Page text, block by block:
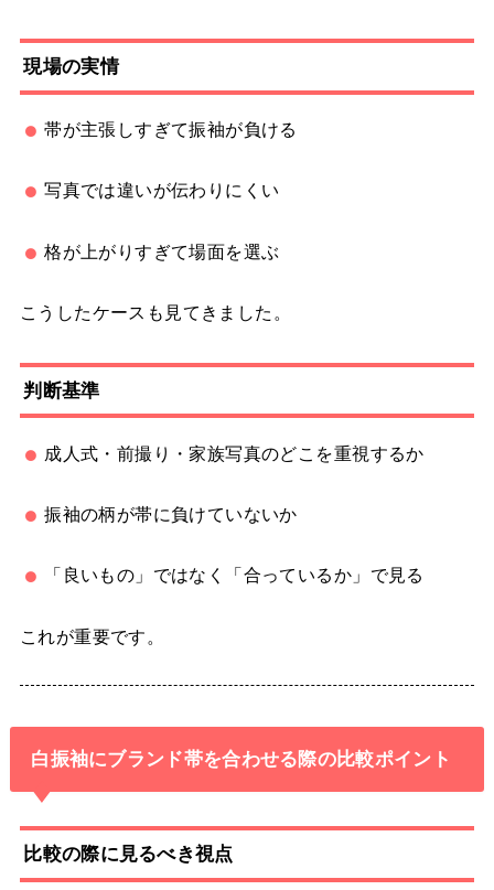
現場の実情
帯が主張しすぎて振袖が負ける
写真では違いが伝わりにくい
格が上がりすぎて場面を選ぶ
こうしたケースも見てきました。
判断基準
成人式・前撮り・家族写真のどこを重視するか
振袖の柄が帯に負けていないか
「良いもの」ではなく「合っているか」で見る
これが重要です。
白振袖にブランド帯を合わせる際の比較ポイント
比較の際に見るべき視点